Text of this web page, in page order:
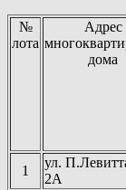
№
лота
Адрес
дома
1
ул.
2А